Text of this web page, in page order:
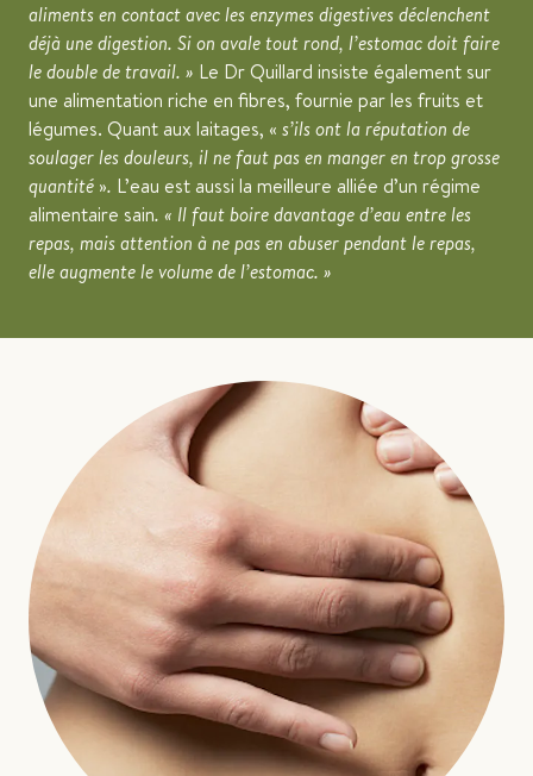
aliments en contact avec les enzymes digestives déclenchent
déjà une digestion. Si on avale tout rond, l’estomac doit faire
le double de travail.
Le Dr Quillard insiste également sur
une alimentation riche en fibres, fournie par les fruits et
légumes. Quant aux laitages,
s’ils ont la réputation de
soulager les douleurs, il ne faut pas en manger en trop grosse
quantité . L’eau est aussi la meilleure alliée d’un régime
alimentaire sain.
Il faut boire davantage d’eau entre les
repas, mais attention à ne pas en abuser pendant le repas,
elle augmente le volume de l’estomac.